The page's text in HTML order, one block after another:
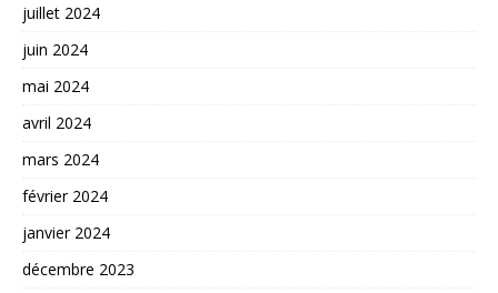
juillet 2024
juin 2024
mai 2024
avril 2024
mars 2024
février 2024
janvier 2024
décembre 2023